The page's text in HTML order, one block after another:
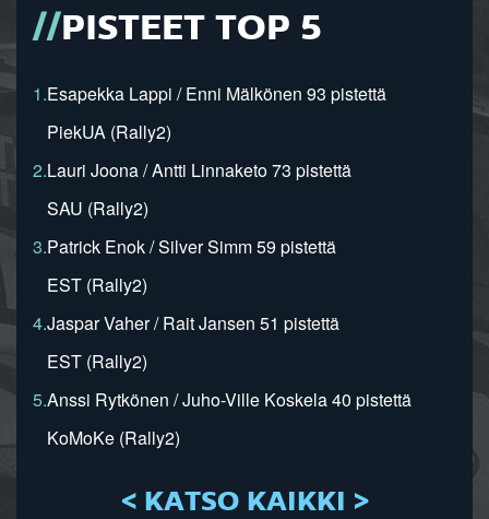
PISTEET TOP 5
1.Esapekka Lappi / Enni Mälkönen 93 pistettä
PiekUA (Rally2)
2.Lauri Joona / Antti Linnaketo 73 pistettä
SAU (Rally2)
3.Patrick Enok / Silver Simm 59 pistettä
EST (Rally2)
4.Jaspar Vaher / Rait Jansen 51 pistettä
EST (Rally2)
5.Anssi Rytkönen / Juho-Ville Koskela 40 pistettä
KoMoKe (Rally2)
< KATSO KAIKKI >